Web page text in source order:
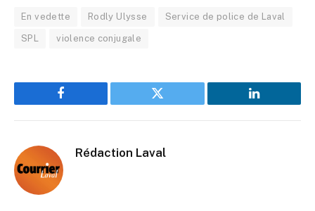
En vedette Rodly Ulysse Service de police de Laval
SPL violence conjugale
Facebook Twitter LinkedIn
Rédaction Laval